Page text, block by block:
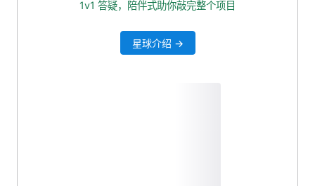
1v1 答疑，陪伴式助你敲完整个项目
星球介绍 →